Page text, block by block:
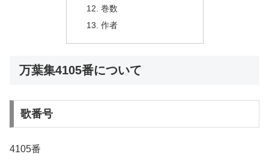
巻数
作者
万葉集4105番について
歌番号
4105番